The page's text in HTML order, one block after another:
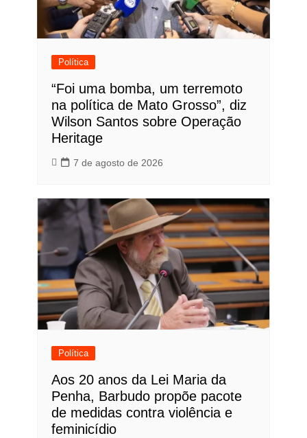
Política
“Foi uma bomba, um terremoto
na política de Mato Grosso”, diz
Wilson Santos sobre Operação
Heritage
7 de agosto de 2026
Política
Aos 20 anos da Lei Maria da
Penha, Barbudo propõe pacote
de medidas contra violência e
feminicídio